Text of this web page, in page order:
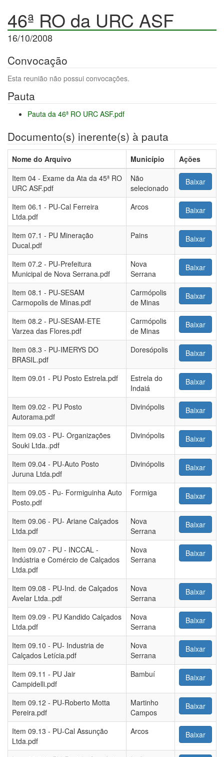
46ª RO da URC ASF
16/10/2008
Convocação
Esta reunião não possui convocações.
Pauta
Pauta da 46ª RO URC ASF.pdf
Documento(s) inerente(s) à pauta
Nome do Arquivo Município
Ações
Item 04 - Exame da Ata da 45ª RO
URC ASF.pdf
Não
selecionado
Baixar
Item 06.1 - PU-Cal Ferreira
Ltda.pdf
Arcos Baixar
Item 07.1 - PU Mineração
Ducal.pdf
Pains Baixar
Item 07.2 - PU-Prefeitura
Municipal de Nova Serrana.pdf
Nova
Serrana
Baixar
Item 08.1 - PU-SESAM
Carmopolis de Minas.pdf
Carmópolis
de Minas
Baixar
Item 08.2 - PU-SESAM-ETE
Varzea das Flores.pdf
Carmópolis
de Minas
Baixar
Item 08.3 - PU-IMERYS DO
BRASIL.pdf
Doresópolis Baixar
Item 09.01 - PU Posto Estrela.pdf
Estrela do
Indaiá
Baixar
Item 09.02 - PU Posto
Autorama.pdf
Divinópolis Baixar
Item 09.03 - PU- Organizações
Souki Ltda..pdf
Divinópolis Baixar
Item 09.04 - PU-Auto Posto
Juruna Ltda.pdf
Divinópolis Baixar
Item 09.05 - Pu- Formiguinha Auto
Posto.pdf
Formiga Baixar
Item 09.06 - PU- Ariane Calçados
Ltda.pdf
Nova
Serrana
Baixar
Item 09.07 - PU - INCCAL -
Indústria e Comércio de Calçados
Ltda.pdf
Nova
Serrana
Baixar
Item 09.08 - PU-Ind. de Calçados
Avelar Ltda..pdf
Nova
Serrana
Baixar
Item 09.09 - PU Kandido Calçados
Ltda.pdf
Nova
Serrana
Baixar
Item 09.10 - PU- Industria de
Calçados Letícia.pdf
Nova
Serrana
Baixar
Item 09.11 - PU Jair
Campidelli.pdf
Bambuí Baixar
Item 09.12 - PU-Roberto Motta
Pereira.pdf
Martinho
Campos
Baixar
Item 09.13 - PU-Cal Assunção
Ltda.pdf
Arcos Baixar